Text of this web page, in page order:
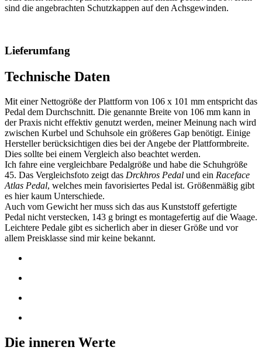
sind die angebrachten Schutzkappen auf den Achsgewinden.
Lieferumfang
Technische Daten
Mit einer Nettogröße der Plattform von 106 x 101 mm entspricht das
Pedal dem Durchschnitt. Die genannte Breite von 106 mm kann in
der Praxis nicht effektiv genutzt werden, meiner Meinung nach wird
zwischen Kurbel und Schuhsole ein größeres Gap benötigt. Einige
Hersteller berücksichtigen dies bei der Angebe der Plattformbreite.
Dies sollte bei einem Vergleich also beachtet werden.
Ich fahre eine vergleichbare Pedalgröße und habe die Schuhgröße
45. Das Vergleichsfoto zeigt das Drckhros Pedal und ein Raceface
Atlas Pedal, welches mein favorisiertes Pedal ist. Größenmäßig gibt
es hier kaum Unterschiede.
Auch vom Gewicht her muss sich das aus Kunststoff gefertigte
Pedal nicht verstecken, 143 g bringt es montagefertig auf die Waage.
Leichtere Pedale gibt es sicherlich aber in dieser Größe und vor
allem Preisklasse sind mir keine bekannt.
Die inneren Werte